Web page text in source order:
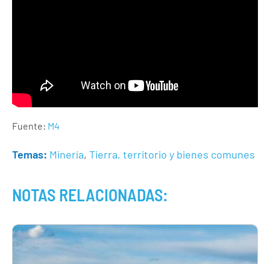
Fuente: M4
Temas: Minería, Tierra, territorio y bienes comunes
NOTAS RELACIONADAS: